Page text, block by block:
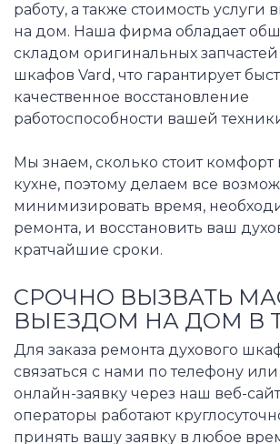
работу, а также стоимость услуги
на дом. Наша фирма обладает
складом оригинальных
шкафов Vard, что гарантирует
качественное восстановление
работоспособности вашей
Мы знаем, сколько стоит комфорт
кухне, поэтому делаем все
минимизировать время,
ремонта, и восстановить ваш
кратчайшие сроки.
СРОЧНО ВЫЗВАТЬ
ВЫЕЗДОМ НА ДОМ В
Для заказа ремонта духового
связаться с нами по телефону
онлайн-заявку через наш веб-
операторы работают
принять вашу заявку в любое